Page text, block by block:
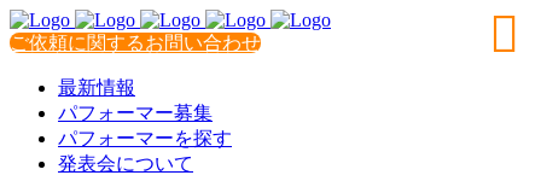
ご依頼に関するお問い合わせ
最新情報
パフォーマー募集
パフォーマーを探す
発表会について